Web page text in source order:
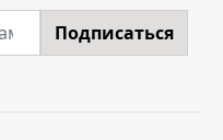
Подписаться